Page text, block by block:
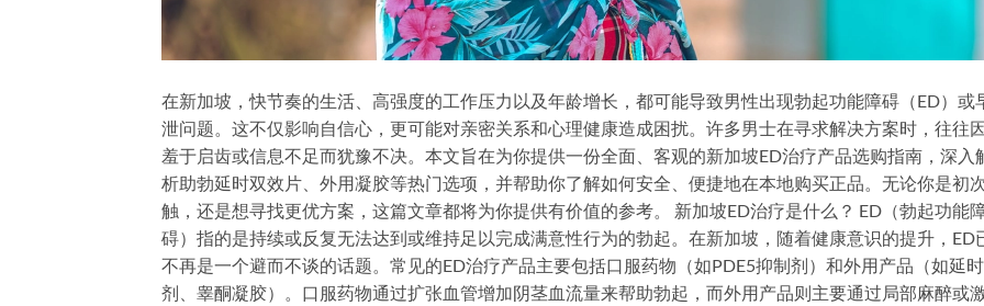
在新加坡，快节奏的生活、高强度的工作压力以及年龄增长，都可能导致男性出现勃起功能障碍（ED）或
泄问题。这不仅影响自信心，更可能对亲密关系和心理健康造成困扰。许多男士在寻求解决方案时，往往
羞于启齿或信息不足而犹豫不决。本文旨在为你提供一份全面、客观的新加坡ED治疗产品选购指南，深入
析助勃延时双效片、外用凝胶等热门选项，并帮助你了解如何安全、便捷地在本地购买正品。无论你是初
触，还是想寻找更优方案，这篇文章都将为你提供有价值的参考。 新加坡ED治疗是什么？ ED（勃起功能
碍）指的是持续或反复无法达到或维持足以完成满意性行为的勃起。在新加坡，随着健康意识的提升，ED
不再是一个避而不谈的话题。常见的ED治疗产品主要包括口服药物（如PDE5抑制剂）和外用产品（如延
剂、睾酮凝胶）。口服药物通过扩张血管增加阴茎血流量来帮助勃起，而外用产品则主要通过局部麻醉或